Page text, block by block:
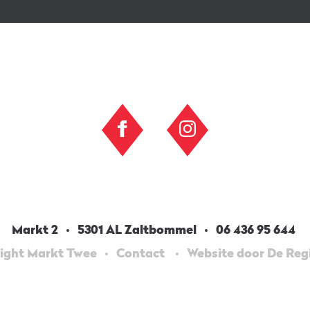
Markt 2 5301 AL Zaltbommel
06 436 95 644
Markt Twee
Contact Website door De